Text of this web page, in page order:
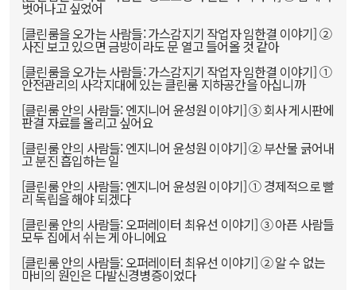
벗어나고 싶었어
[클린룸을 오가는 사람들: 가스감지기 작업자 임한결 이야기] ②
사진 보고 있으면 금방이라도 문 열고 들어올 것 같아
[클린룸을 오가는 사람들: 가스감지기 작업자 임한결 이야기] ①
안전관리의 사각지대에 있는 클린룸 지하공간을 아십니까
[클린룸 안의 사람들: 엔지니어 윤성원 이야기] ③ 회사 게시판에
판결 자료를 올리고 싶어요
[클린룸 안의 사람들: 엔지니어 윤성원 이야기] ② 부산물 긁어내
고 분진 흡입하는 일
[클린룸 안의 사람들: 엔지니어 윤성원 이야기] ① 경제적으로 빨
리 독립을 해야 되겠다
[클린룸 안의 사람들: 오퍼레이터 최유선 이야기] ③ 아픈 사람들
모두 집에서 쉬는 게 아니에요
[클린룸 안의 사람들: 오퍼레이터 최유선 이야기] ② 알 수 없는
마비의 원인은 다발신경병증이었다